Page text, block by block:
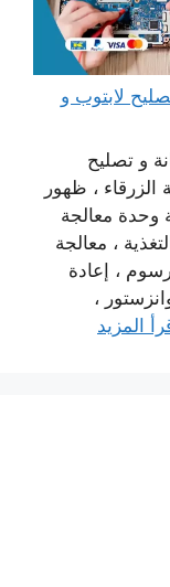
كمبيوتر الصليبية 65511033 تصليح لابتوب و
و تصليح
، ظهور
وحدة معالجة
، معالجة
، إعادة
،
المزيد